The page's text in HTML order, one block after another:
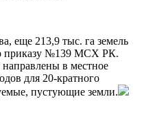
еще 213,9 тыс. га земель
приказу №139 МСХ РК.
в местное
для 20-кратного
пустующие земли.